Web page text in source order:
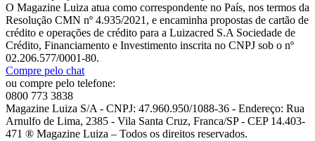
O Magazine Luiza atua como correspondente no País, nos termos da
Resolução CMN nº 4.935/2021, e encaminha propostas de cartão de
crédito e operações de crédito para a Luizacred S.A Sociedade de
Crédito, Financiamento e Investimento inscrita no CNPJ sob o nº
02.206.577/0001-80.
Compre pelo chat
ou compre pelo telefone:
0800 773 3838
Magazine Luiza S/A - CNPJ: 47.960.950/1088-36 - Endereço: Rua
Arnulfo de Lima, 2385 - Vila Santa Cruz, Franca/SP - CEP 14.403-
471 ® Magazine Luiza – Todos os direitos reservados.